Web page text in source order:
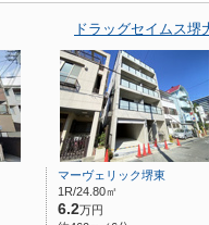
ドラッグセイムス
マーヴェリック堺東
1R/24.80㎡
6.2万円